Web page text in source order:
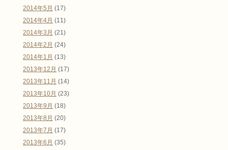
2014年5月 (17)
2014年4月 (11)
2014年3月 (21)
2014年2月 (24)
2014年1月 (13)
2013年12月 (17)
2013年11月 (14)
2013年10月 (23)
2013年9月 (18)
2013年8月 (20)
2013年7月 (17)
2013年6月 (35)